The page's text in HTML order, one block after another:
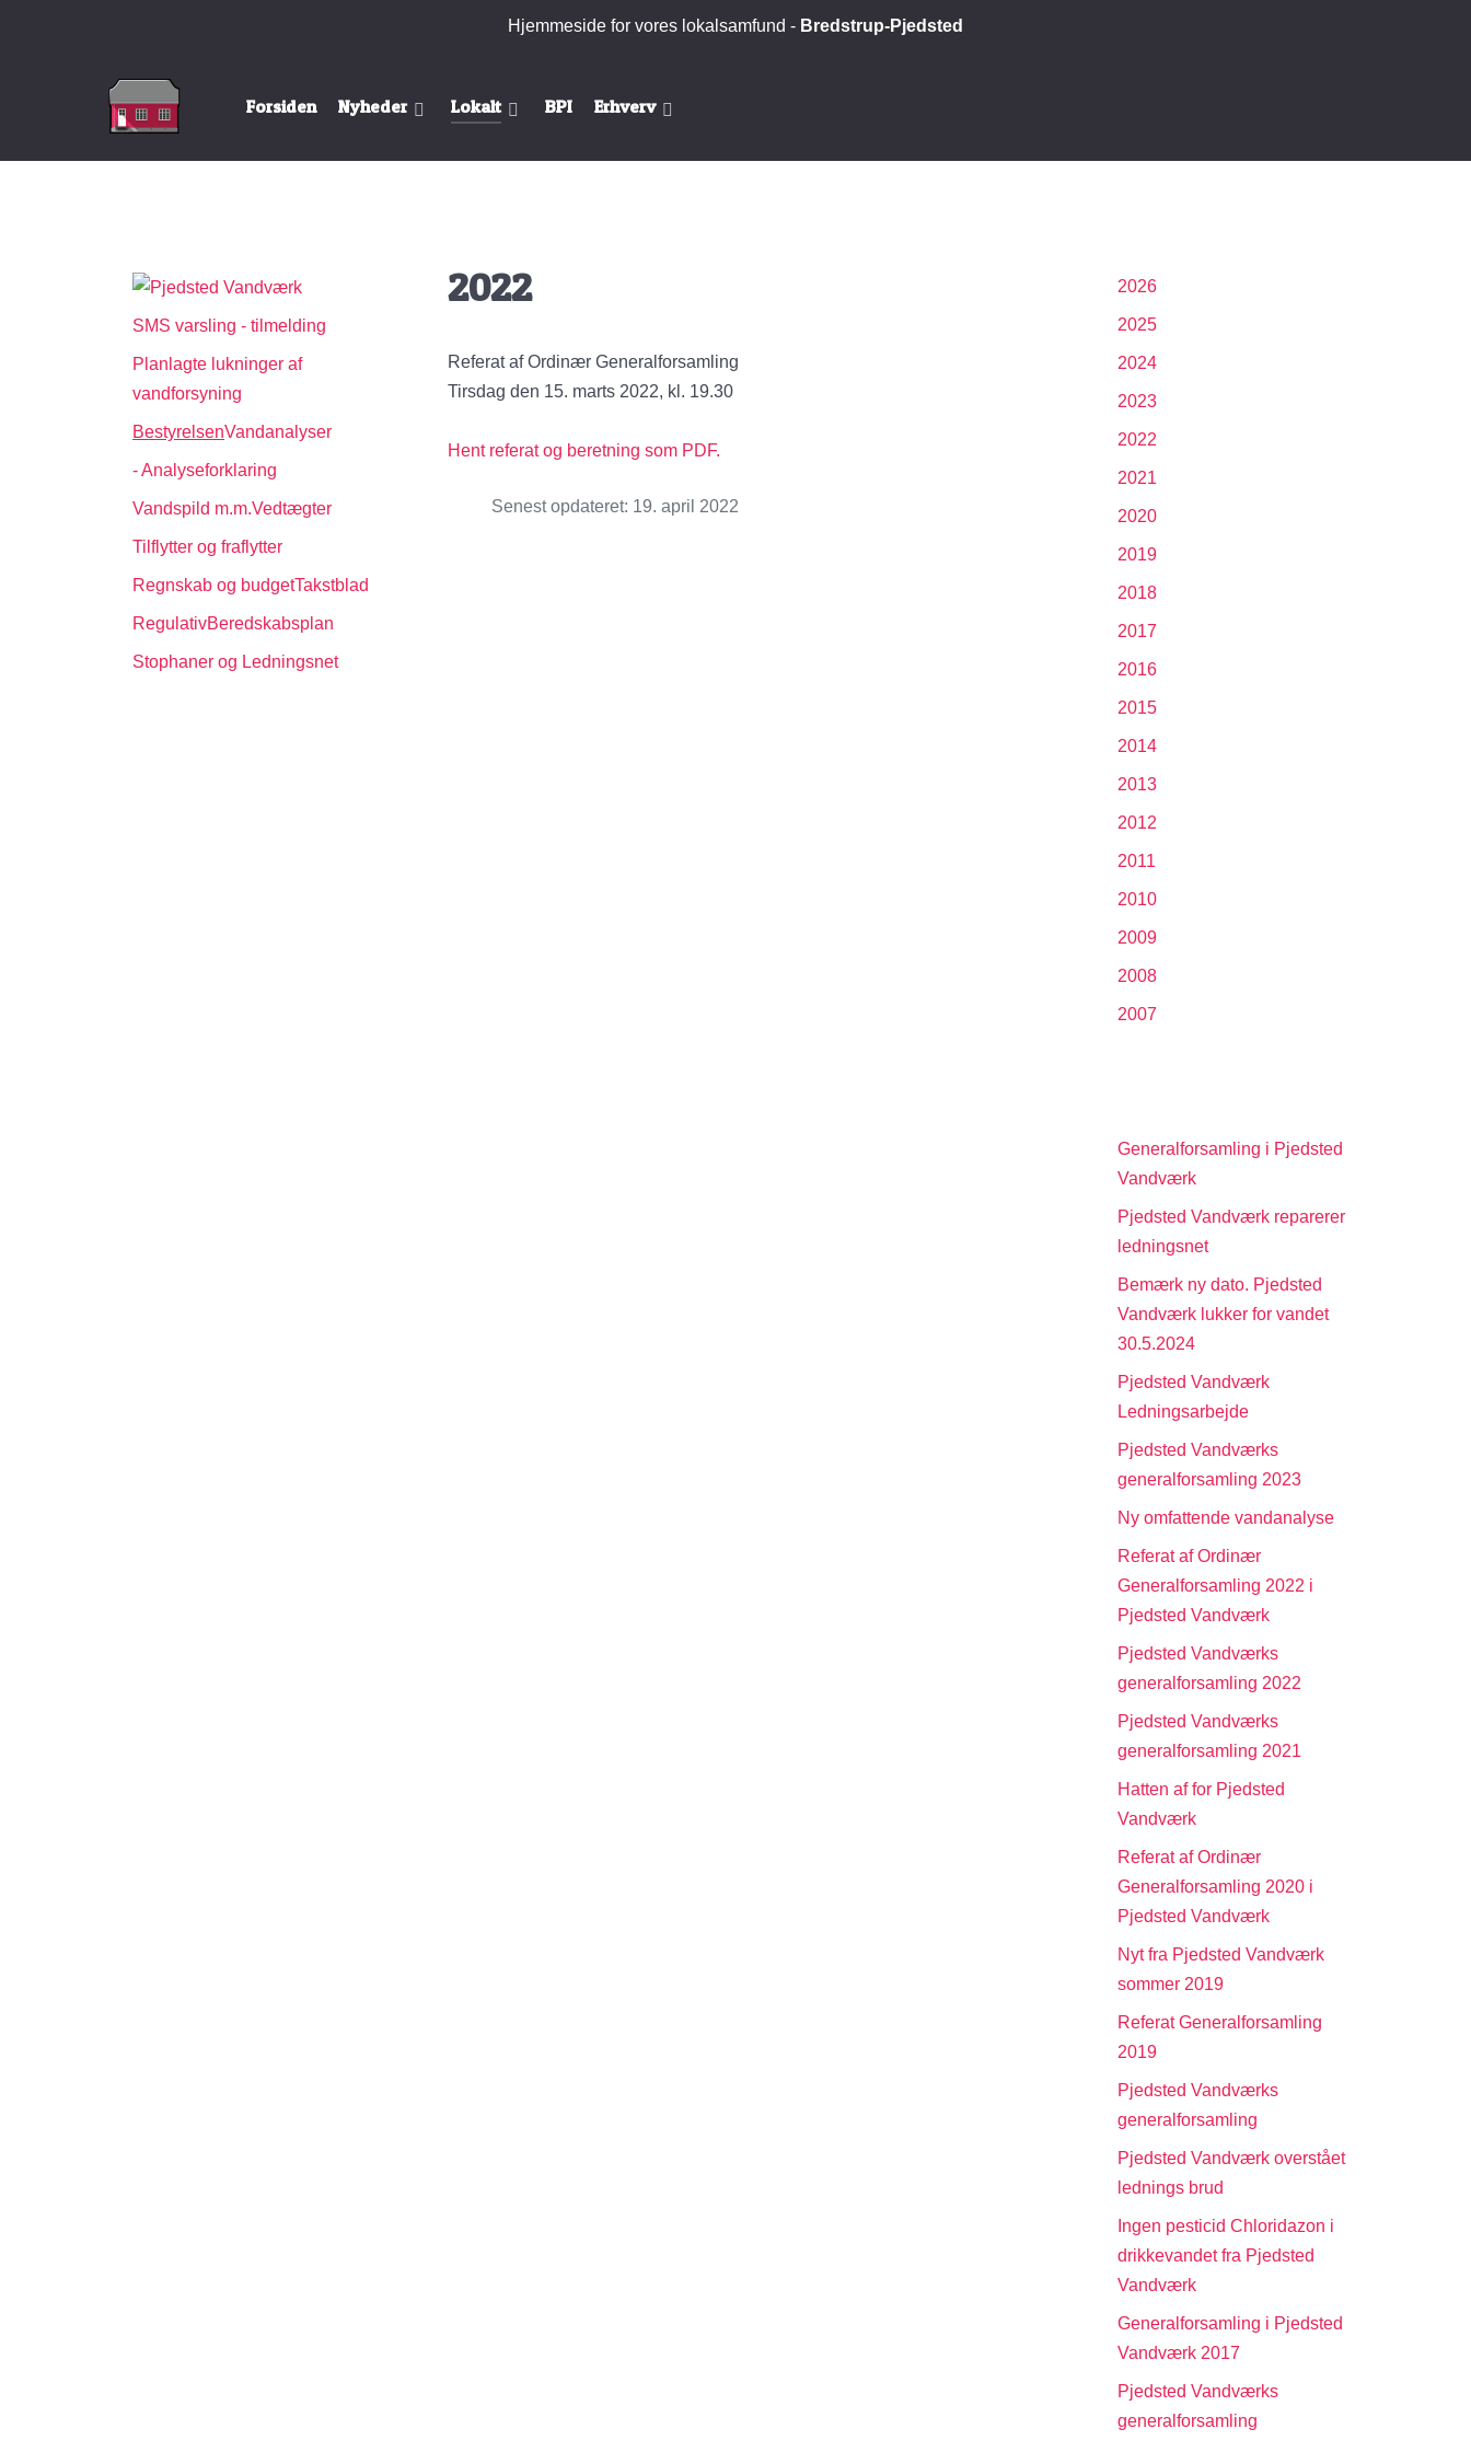
Hjemmeside for vores lokalsamfund - Bredstrup-Pjedsted
Forsiden Nyheder Lokalt BPI Erhverv
SMS varsling - tilmelding
Planlagte lukninger af
vandforsyning
BestyrelsenVandanalyser
- Analyseforklaring
Vandspild m.m.Vedtægter
Tilflytter og fraflytter
Regnskab og budgetTakstblad
RegulativBeredskabsplan
Stophaner og Ledningsnet
2022
Referat af Ordinær Generalforsamling
Tirsdag den 15. marts 2022, kl. 19.30
Hent referat og beretning som PDF.
Senest opdateret: 19. april 2022
2026
2025
2024
2023
2022
2021
2020
2019
2018
2017
2016
2015
2014
2013
2012
2011
2010
2009
2008
2007
Generalforsamling i Pjedsted
Vandværk
Pjedsted Vandværk reparerer
ledningsnet
Bemærk ny dato. Pjedsted
Vandværk lukker for vandet
30.5.2024
Pjedsted Vandværk
Ledningsarbejde
Pjedsted Vandværks
generalforsamling 2023
Ny omfattende vandanalyse
Referat af Ordinær
Generalforsamling 2022 i
Pjedsted Vandværk
Pjedsted Vandværks
generalforsamling 2022
Pjedsted Vandværks
generalforsamling 2021
Hatten af for Pjedsted
Vandværk
Referat af Ordinær
Generalforsamling 2020 i
Pjedsted Vandværk
Nyt fra Pjedsted Vandværk
sommer 2019
Referat Generalforsamling
2019
Pjedsted Vandværks
generalforsamling
Pjedsted Vandværk overstået
lednings brud
Ingen pesticid Chloridazon i
drikkevandet fra Pjedsted
Vandværk
Generalforsamling i Pjedsted
Vandværk 2017
Pjedsted Vandværks
generalforsamling